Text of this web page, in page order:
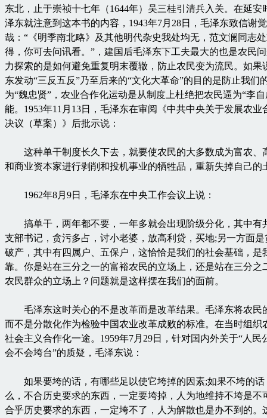
东北，止于崇祯十七年（1644年）吴三桂引清兵入关。在延安
泽东就注意到这本书的内容，1943年7月28日，毛泽东致信谢觉
哉：“《明季南北略》及其他明代杂史我处均无，范文澜同志
得，你可去问讯看。”，建国后毛泽东下工夫最大的也是农民
力探索的是如何避免重复明末覆辙，防止农民变为流民。如果
东发动“三反五反”乃至后来的“文化大革命”的目的是防止我们
为“魏忠贤”，农业合作化运动是从制度上杜绝把农民逼为“李
能。1953年11月13日，毛泽东在审阅《中共中央关于发展农业
决议（草案）》后批示说：
这种单干制度长久下去，就要使农民的大多数成为富农、
和商业资本家进行剥削和投机事业的牺牲品，重新失掉自己的
1962年8月9日，毛泽东在中央工作会议上说：
搞单干，两年都不要，一年多就会出现阶级分化，其中有
支部书记，贪污多占，讨小老婆，放高利贷，买地;另一方面
破产，其中有四属户、五保户，这恰恰是我们的社会基础，是
靠。你是站在三分之一的富裕农民的立场上，还是站在三分之
农民群众的立场上？问题就是这样摆在我们的面前。
毛泽东这时关心的不是改革而是改革结果。毛泽东将农民
而不是分散化作为检验中国农业改革成败的标准。在当时组织
社会主义合作化一途。1959年7月29日，针对国内外关于“人民
会不会垮台”的质疑，毛泽东说：
如果要垮的话，有哪些足以使它垮掉的因素;如果不垮的话
么，不合历史要求的东西，一定要垮掉，人为地维持不垮是不
合乎历史要求的东西，一定垮不了，人为解散也是办不到的。